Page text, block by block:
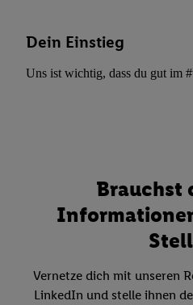
Dein Einstieg
Uns ist wichtig, dass du gut im
Brauchst
Vernetze dich mit unseren
LinkedIn und stelle ihnen